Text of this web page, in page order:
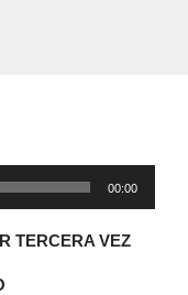
00:00
TERCERA VEZ